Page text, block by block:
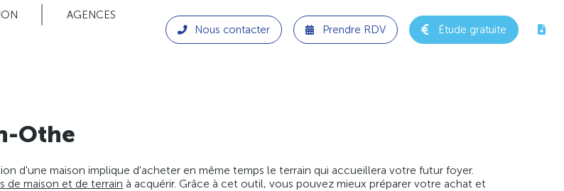
AGENCES
Nous contacter Prendre RDV Étude gratuite
Othe
d'une maison implique d'acheter en même temps le terrain qui accueillera votre futur foyer.
de maison et de terrain à acquérir. Grâce à cet outil, vous pouvez mieux préparer votre achat et